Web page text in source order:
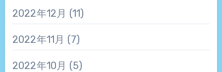
2022年12月 (11)
2022年11月 (7)
2022年10月 (5)